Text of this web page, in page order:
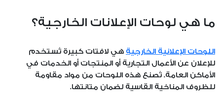
ما هي لوحات الإعلانات الخارجية؟
اللوحات الإعلانية الخارجية هي لافتات كبيرة تُستخدم
للإعلان عن الأعمال التجارية أو المنتجات أو الخدمات في
الأماكن العامة. تُصنع هذه اللوحات من مواد مقاومة
للظروف المناخية القاسية لضمان متانتها.